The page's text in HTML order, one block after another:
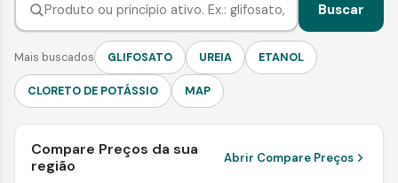
Buscar
Mais buscados GLIFOSATO UREIA ETANOL
CLORETO DE POTÁSSIO MAP
Compare Preços da sua
região
Abrir Compare Preços